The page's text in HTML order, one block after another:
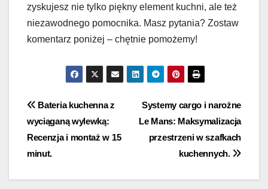
zyskujesz nie tylko piękny element kuchni, ale też
niezawodnego pomocnika. Masz pytania? Zostaw
komentarz poniżej – chętnie pomożemy!
Nawigacja
wpisu
Systemy cargo i narożne
Le Mans: Maksymalizacja
przestrzeni w szafkach
kuchennych.
Bateria kuchenna z
wyciąganą wylewką:
Recenzja i montaż w 15
minut.